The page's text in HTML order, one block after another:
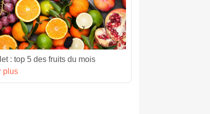
: top 5 des fruits du mois
plus